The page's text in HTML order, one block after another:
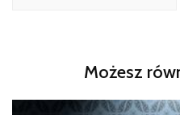
Możesz